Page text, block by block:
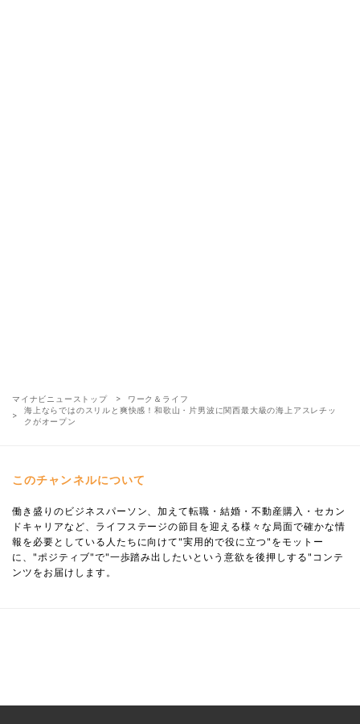
マイナビニューストップ
ワーク＆ライフ
海上ならではのスリルと爽快感！和歌山・片男波に関西最大級の海上アスレチッ
クがオープン
このチャンネルについて
働き盛りのビジネスパーソン、加えて転職・結婚・不動産購入・セカン
ドキャリアなど、ライフステージの節目を迎える様々な局面で確かな情
報を必要としている人たちに向けて"実用的で役に立つ"をモットー
に、"ポジティブ"で"一歩踏み出したいという意欲を後押しする"コンテ
ンツをお届けします。